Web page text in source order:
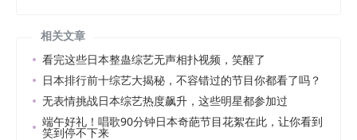
相关文章
看完这些日本整蛊综艺无声相扑视频，笑醒了
日本排行前十综艺大揭秘，不容错过的节目你都看了吗？
无表情挑战日本综艺热度飙升，这些明星都参加过
端午好礼！唱歌90分钟日本奇葩节目花絮在此，让你看到
笑到停不下来